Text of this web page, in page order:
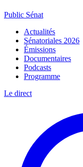
Public Sénat
Actualités
Sénatoriales 2026
Émissions
Documentaires
Podcasts
Programme
Le direct